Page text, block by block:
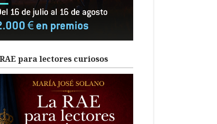
para lectores curiosos